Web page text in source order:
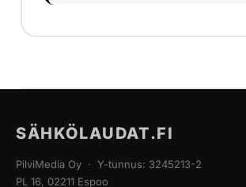
SÄHKÖLAUDAT.FI
PilviMedia Oy · Y-tunnus: 3245213-2
PL 16, 02211 Espoo